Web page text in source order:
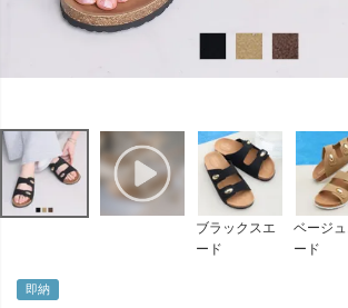
ブラックスエ
ード
ベージ
ード
即納